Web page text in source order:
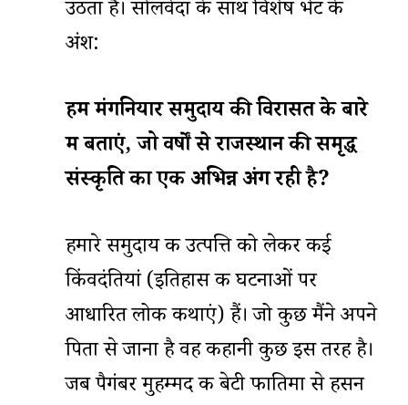
उठता है। सोलवेदा के साथ विशेष भेंट के
अंश:
हमेंमंगनियारसमुदायकीविरासतकेबारे
मेंबताएं,जोवर्षोंसेराजस्थानकीसमृद्ध
संस्कृतिकाएकअभिन्नअंगरहीहै?
हमारे समुदाय की उत्पत्ति को लेकर कई
किंवदंतियां (इतिहास की घटनाओं पर
आधारित लोक कथाएं) हैं। जो कुछ मैंने अपने
पिता से जाना है वह कहानी कुछ इस तरह है।
जब पैगंबर मुहम्मद की बेटी फातिमा से हसन